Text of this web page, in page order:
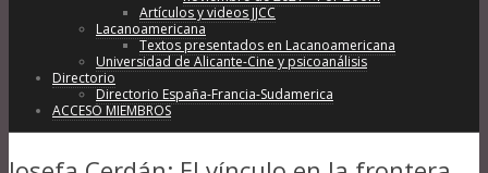
Artículos y videos JJCC
Lacanoamericana
Textos presentados en Lacanoamericana
Universidad de Alicante-Cine y psicoanálisis
Directorio
Directorio España-Francia-Sudamerica
ACCESO MIEMBROS